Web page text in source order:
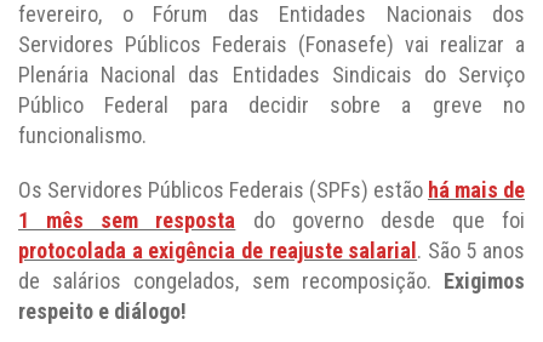
fevereiro, o Fórum das Entidades Nacionais dos
Servidores Públicos Federais (Fonasefe) vai realizar a
Plenária Nacional das Entidades Sindicais do Serviço
Público Federal para decidir sobre a greve no
funcionalismo.
Os Servidores Públicos Federais (SPFs) estão há mais de
1 mês sem resposta do governo desde que foi
protocolada a exigência de reajuste salarial . São 5 anos
de salários congelados, sem recomposição. Exigimos
respeito e diálogo!